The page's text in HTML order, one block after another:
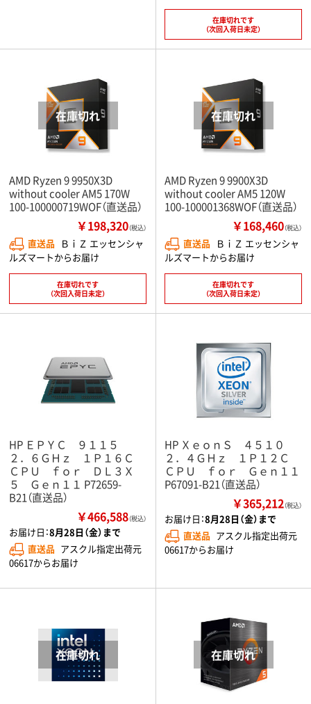
在庫切れです
（次回入荷日未定）
AMD Ryzen 9 9950X3D
without cooler AM5 170W
100-100000719WOF（直送品）
￥198,320（税込）
直送品
ＢｉＺ エッセンシャ
ルズマートからお届け
在庫切れです
（次回入荷日未定）
AMD Ryzen 9 9900X3D
without cooler AM5 120W
100-100001368WOF（直送品）
￥168,460（税込）
直送品
ＢｉＺ エッセンシャ
ルズマートからお届け
在庫切れです
（次回入荷日未定）
HP ＥＰＹＣ ９１１５
２．６ＧＨｚ １Ｐ１６Ｃ
ＣＰＵ ｆｏｒ ＤＬ３Ｘ
５ Ｇｅｎ１１ P72659-
B21（直送品）
￥466,588（税込）
お届け日：8月28日（金）まで
直送品 アスクル指定出荷元
06617からお届け
HP ＸｅｏｎＳ ４５１０
２．４ＧＨｚ １Ｐ１２Ｃ
ＣＰＵ ｆｏｒ Ｇｅｎ１１
P67091-B21（直送品）
￥365,212（税込）
お届け日：8月28日（金）まで
直送品 アスクル指定出荷元
06617からお届け